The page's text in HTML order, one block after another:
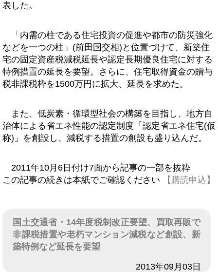
表した。
「内需の柱である住宅投資の促進や都市の防災強化
などを一つの柱」(前田国交相)と位置づけて、新築住
宅の固定資産税減税延長や認定長期優良住宅に対する
特例措置の延長を要望。さらに、住宅取得資金の贈与
税非課税枠を1500万円に拡大、延長を求めた。
また、低炭素・循環型社会の構築を目指し、地方自
治体による省エネ性能の認定制度「認定省エネ住宅(仮
称)」を創設し、減税する措置の創設も盛り込んだ。
2011年10月6日付け7面から記事の一部を抜粋
この記事の続きは本紙でご確認ください
【購読申込】
国土交通省・14年度税制改正要望、買取再販で
非課税措置や老朽マンション減税など創設、新
築特例など延長を要望
2013年09月03日